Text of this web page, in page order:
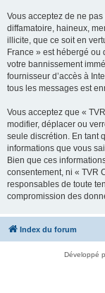
Vous acceptez de ne
diffamatoire, haineux,
illicite, que ce soit en
France » est hébergé
votre bannissement
fournisseur d’accès à
tous les messages est
Vous acceptez que «
modifier, déplacer ou
seule discrétion. En tant
informations que vous
Bien que ces
consentement, ni « TVR
responsables de toute
compromission des
Index du forum
Développé